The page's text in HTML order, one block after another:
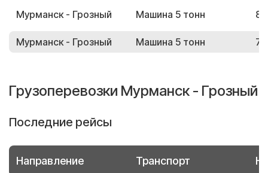
Мурманск - Грозный Машина 5 тонн
Мурманск - Грозный Машина 5 тонн
Грузоперевозки Мурманск - Грозный
Последние рейсы
Направление Транспорт